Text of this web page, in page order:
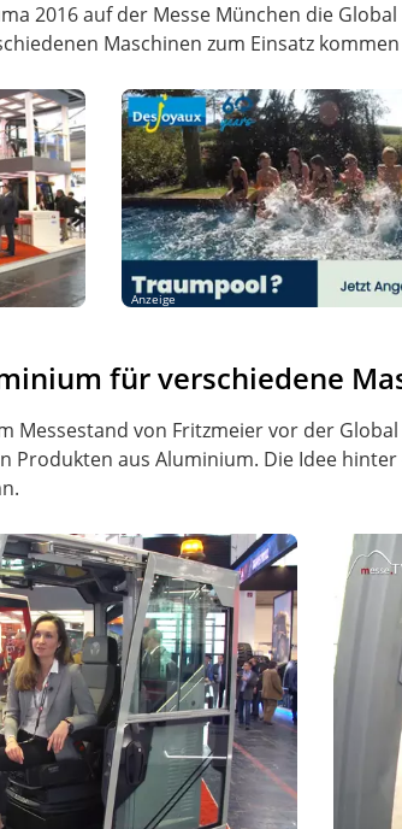
2016 auf der Messe München die
Maschinen zum Einsatz
Anzeige
für verschiedene
Messestand von Fritzmeier vor der
Produkten aus Aluminium. Die Idee